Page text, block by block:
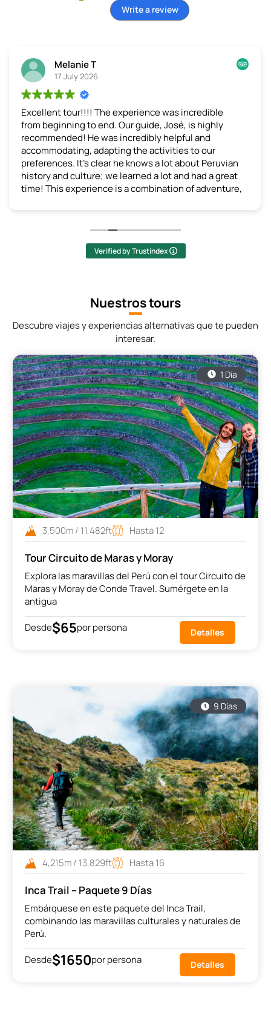
Write a review
Melanie T
17 July 2026
Excellent tour!!!! The experience was incredible
from beginning to end. Our guide, José, is highly
recommended! He was incredibly helpful and
accommodating, adapting the activities to our
preferences. It's clear he knows a lot about Peruvian
history and culture; we learned a lot and had a great
time! This experience is a combination of adventure,
Verified by Trustindex
Nuestros tours
Descubre viajes y experiencias alternativas que te pueden
interesar.
1 Día
3,500m / 11,482ft Hasta 12
Tour Circuito de Maras y Moray
Explora las maravillas del Perú con el tour Circuito de
Maras y Moray de Conde Travel. Sumérgete en la
antigua
Desde$65por persona Detalles
9 Días
4,215m / 13,829ft Hasta 16
Inca Trail – Paquete 9 Días
Embárquese en este paquete del Inca Trail,
combinando las maravillas culturales y naturales de
Perú.
Desde$1650por persona Detalles